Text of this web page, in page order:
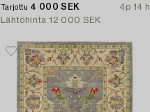
Tarjottu 4 000 SEK
4p 14 h
Lähtöhinta 12 000 SEK